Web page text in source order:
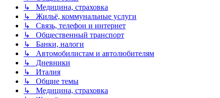
↳ Медицина, страховка
↳ Жильё, коммунальные услуги
↳ Связь, телефон и интернет
↳ Общественный транспорт
↳ Банки, налоги
↳ Автомобилистам и автолюбителям
↳ Дневники
↳ Италия
↳ Общие темы
↳ Медицина, страховка